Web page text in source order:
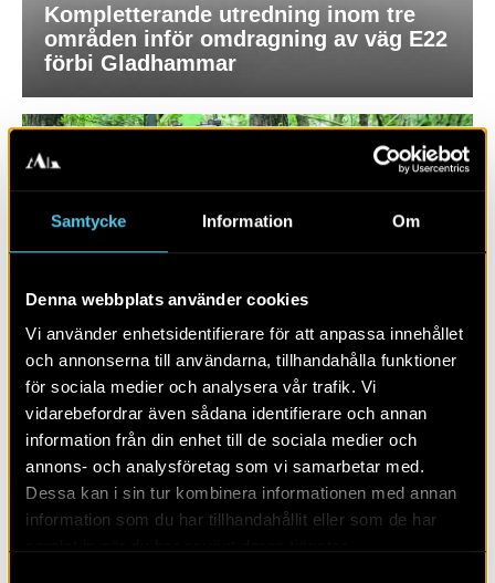
Samtycke Information Om
Denna webbplats använder cookies
Vi använder enhetsidentifierare för att anpassa innehållet
och annonserna till användarna, tillhandahålla funktioner
för sociala medier och analysera vår trafik. Vi
vidarebefordrar även sådana identifierare och annan
information från din enhet till de sociala medier och
annons- och analysföretag som vi samarbetar med.
Dessa kan i sin tur kombinera informationen med annan
information som du har tillhandahållit eller som de har
Kompletterande utredning inom tre
områden inför omdragning av väg E22
förbi Gladhammar
Lämningar från mesolitikum till
järnålder